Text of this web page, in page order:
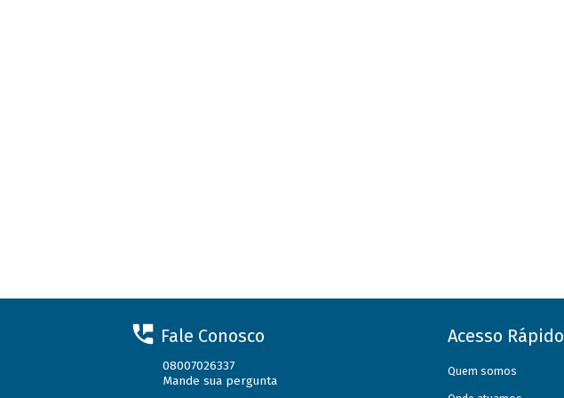
Fale Conosco
08007026337
Mande sua pergunta
Acesso Rápido
Quem somos